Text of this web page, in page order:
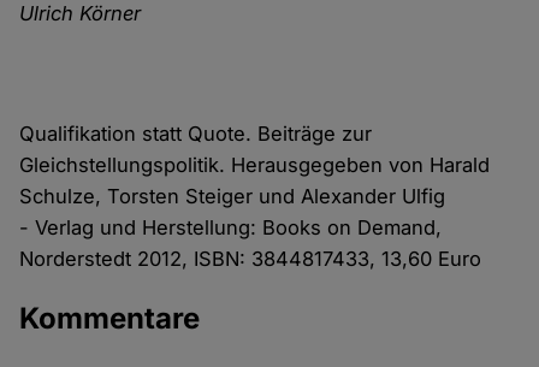
Ulrich Körner
Qualifikation statt Quote. Beiträge zur
Gleichstellungspolitik. Herausgegeben von Harald
Schulze, Torsten Steiger und Alexander Ulfig
- Verlag und Herstellung: Books on Demand,
Norderstedt 2012, ISBN: 3844817433, 13,60 Euro
Kommentare